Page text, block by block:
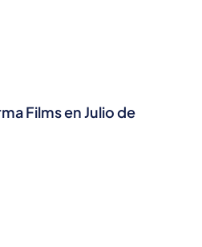
Films en Julio de